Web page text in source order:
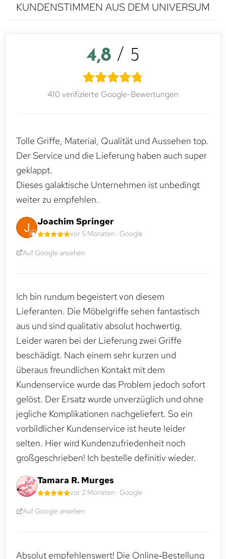
KUNDENSTIMMEN AUS DEM UNIVERSUM
4,8 / 5
410 verifizierte Google-Bewertungen
Tolle Griffe, Material, Qualität und Aussehen top.
Der Service und die Lieferung haben auch super
geklappt.
Dieses galaktische Unternehmen ist unbedingt
weiter zu empfehlen.
Joachim Springer
vor 5 Monaten · Google
Auf Google ansehen
Ich bin rundum begeistert von diesem
Lieferanten. Die Möbelgriffe sehen fantastisch
aus und sind qualitativ absolut hochwertig.
Leider waren bei der Lieferung zwei Griffe
beschädigt. Nach einem sehr kurzen und
überaus freundlichen Kontakt mit dem
Kundenservice wurde das Problem jedoch sofort
gelöst. Der Ersatz wurde unverzüglich und ohne
jegliche Komplikationen nachgeliefert. So ein
vorbildlicher Kundenservice ist heute leider
selten. Hier wird Kundenzufriedenheit noch
großgeschrieben! Ich bestelle definitiv wieder.
Tamara R. Murges
vor 2 Monaten · Google
Auf Google ansehen
Absolut empfehlenswert! Die Online‑Bestellung